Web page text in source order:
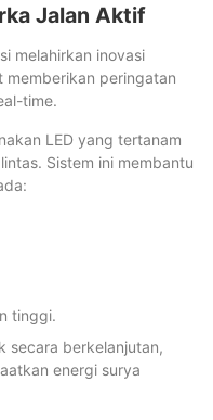
Jalan Aktif
melahirkan inovasi
peringatan
time.
LED yang tertanam
Sistem ini membantu
tinggi.
secara berkelanjutan,
energi surya